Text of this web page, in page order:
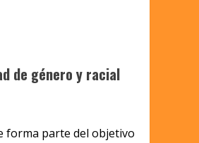
de género y racial
forma parte del objetivo